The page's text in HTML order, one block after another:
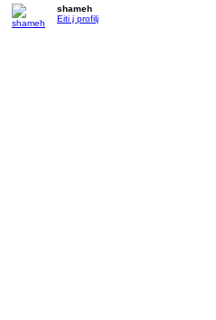
shameh
Eiti į profilį